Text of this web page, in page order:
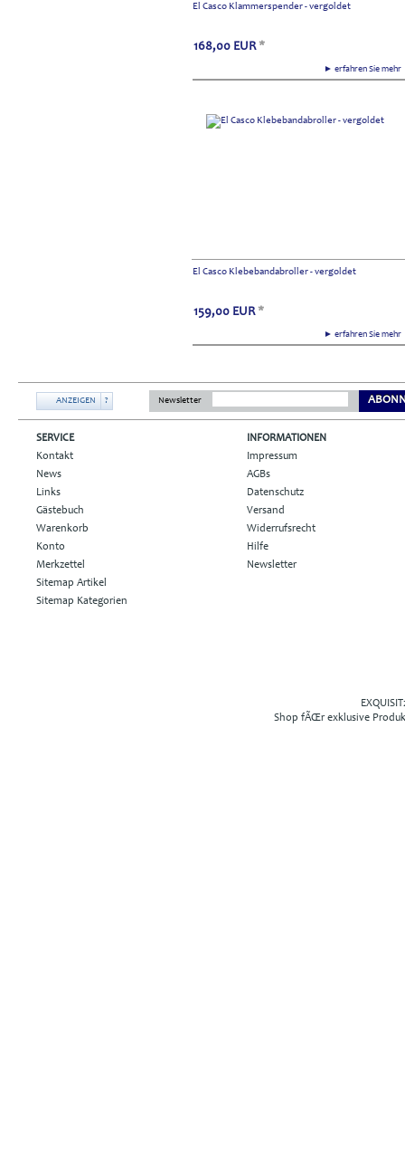
El Casco Klammerspender - vergoldet
► erfahren Sie
168,00 EUR *
El Casco Klebebandabroller - vergoldet
► erfahren Sie
159,00 EUR *
ANZEIGEN ? Newsletter
SERVICE
Kontakt
News
Links
Gästebuch
Warenkorb
Konto
Merkzettel
Sitemap Artikel
Sitemap Kategorien
INFORMATIONEN
Impressum
AGBs
Datenschutz
Versand
Widerrufsrecht
Hilfe
Newsletter
Shop fÃŒr exklusive